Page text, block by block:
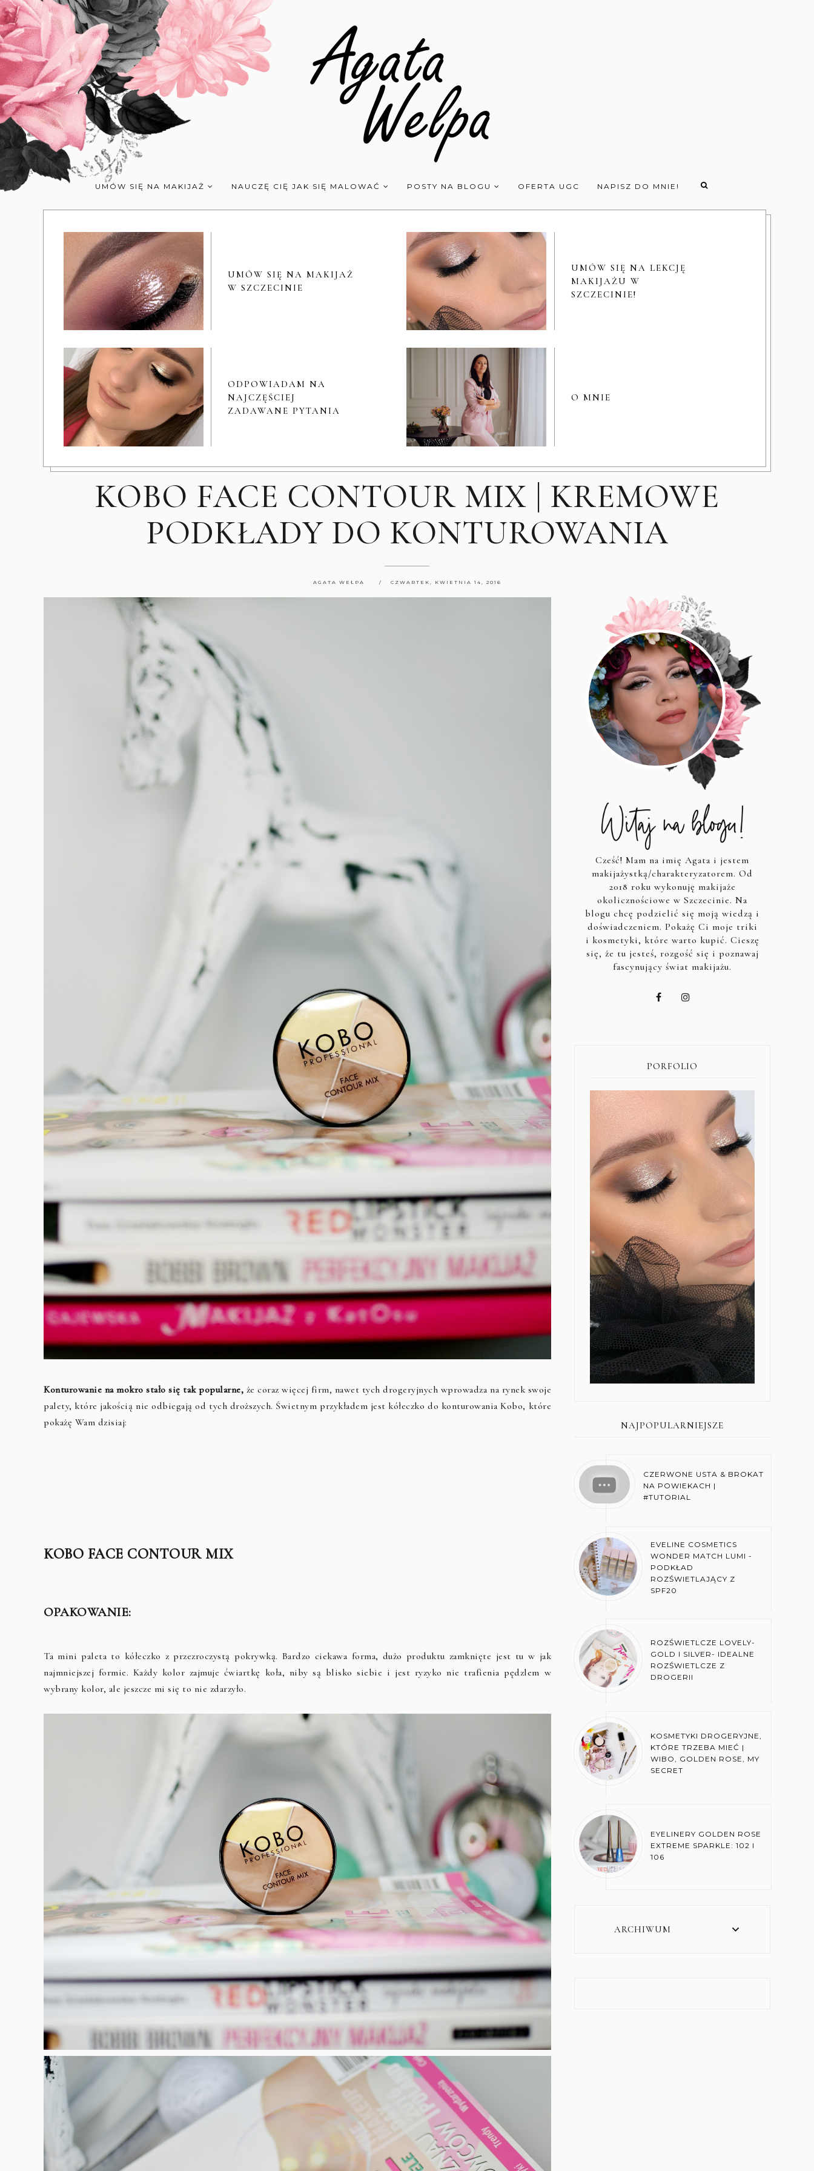
UMÓW SIĘ NA MAKIJAŻ NAUCZĘ CIĘ JAK SIĘ MALOWAĆ POSTY NA BLOGU OFERTA UGC NAPISZ DO MNIE!
UMÓW SIĘ NA MAKIJAŻ
W SZCZECINIE
UMÓW SIĘ NA LEKCJĘ
MAKIJAŻU W
SZCZECINIE!
ODPOWIADAM NA
NAJCZĘŚCIEJ
ZADAWANE PYTANIA
O MNIE
KOBO FACE CONTOUR MIX | KREMOWE
PODKŁADY DO KONTUROWANIA
AGATA WEŁPA CZWARTEK, KWIETNIA 14, 2016
Konturowanie na mokro stało się tak popularne, że coraz więcej firm, nawet tych drogeryjnych wprowadza na rynek swoje
palety, które jakością nie odbiegają od tych droższych. Świetnym przykładem jest kółeczko do konturowania Kobo, które
pokażę Wam dzisiaj:
KOBO FACE CONTOUR MIX
OPAKOWANIE:
Ta mini paleta to kółeczko z przezroczystą pokrywką. Bardzo ciekawa forma, dużo produktu zamknięte jest tu w jak
najmniejszej formie. Każdy kolor zajmuje ćwiartkę koła, niby są blisko siebie i jest ryzyko nie trafienia pędzlem w
wybrany kolor, ale jeszcze mi się to nie zdarzyło.
Cześć! Mam na imię Agata i jestem
makijażystką/charakteryzatorem. Od
2018 roku wykonuję makijaże
okolicznościowe w Szczecinie. Na
blogu chcę podzielić się moją wiedzą i
doświadczeniem. Pokażę Ci moje triki
i kosmetyki, które warto kupić. Cieszę
się, że tu jesteś, rozgość się i poznawaj
fascynujący świat makijażu.
PORFOLIO
NAJPOPULARNIEJSZE
CZERWONE USTA & BROKAT
NA POWIEKACH |
#TUTORIAL
EVELINE COSMETICS
WONDER MATCH LUMI -
PODKŁAD
ROZŚWIETLAJĄCY Z
SPF20
ROZŚWIETLCZE LOVELY-
GOLD I SILVER- IDEALNE
ROZŚWIETLCZE Z
DROGERII
KOSMETYKI DROGERYJNE,
KTÓRE TRZEBA MIEĆ |
WIBO, GOLDEN ROSE, MY
SECRET
EYELINERY GOLDEN ROSE
EXTREME SPARKLE: 102 I
106
ARCHIWUM